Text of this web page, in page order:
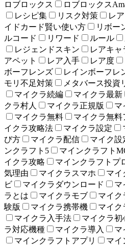
ロブロックス
ロブロックス
レシピ集
リスク対策 レ
イドカード賢い使い方
リボー
ルコード
リワード ルール
レジェンドスキン
レアキャ
アペット
レア入手 レア度
ボーフレンズ
レインボーフレ
モリ不足対策
メタバース投資
マイクラ続編
マイクラ最新
クラ村人
マイクラ正規版 マ
マイクラ無料
マイクラ無料
イクラ攻略法
マイクラ設定
び方
マイクラ配信 マイク設
ンクラフト5
マインクラフト
イクラ攻略
マインクラフトプ
気理由
マイクラスマホ マイ
ビ
マイクラダウンロード マ
ラとは
マイクラモブ マイク
験版
マイクラ携帯機 マイク
マイクラ入手法
マイクラ初
ラ対応機種
マイクラ導入 マ
マインクラフトアプリ
マイ